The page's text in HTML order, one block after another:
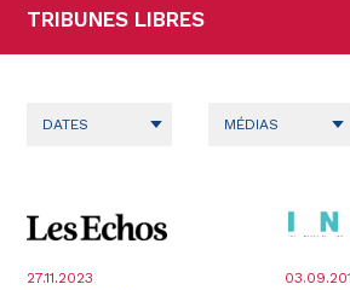
TRIBUNES LIBRES
27.11.2023